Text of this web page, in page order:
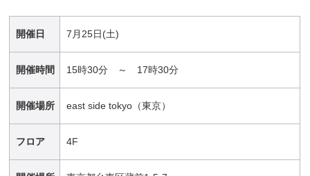
開催日 7月25日(土)
開催時間 15時30分 ～ 17時30分
開催場所 east side tokyo（東京）
フロア 4F